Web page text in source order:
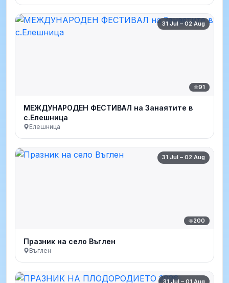
31 Jul – 02 Aug
91
МЕЖДУНАРОДЕН ФЕСТИВАЛ на Занаятите в
с.Елешница
Елешница
31 Jul – 02 Aug
200
Празник на село Въглен
Въглен
31 Jul – 01 Aug